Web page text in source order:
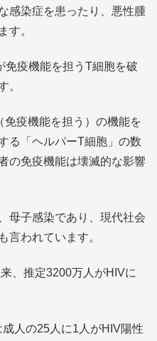
感染症を患ったり、悪性腫
す。
免疫機能を担うT細胞を破
。
疫機能を担う）の機能を
る「ヘルパーT細胞」の数
の免疫機能は壊滅的な影響
母子感染であり、現代社会
言われています。
、推定3200万人がHIVに
人の25人に1人がHIV陽性